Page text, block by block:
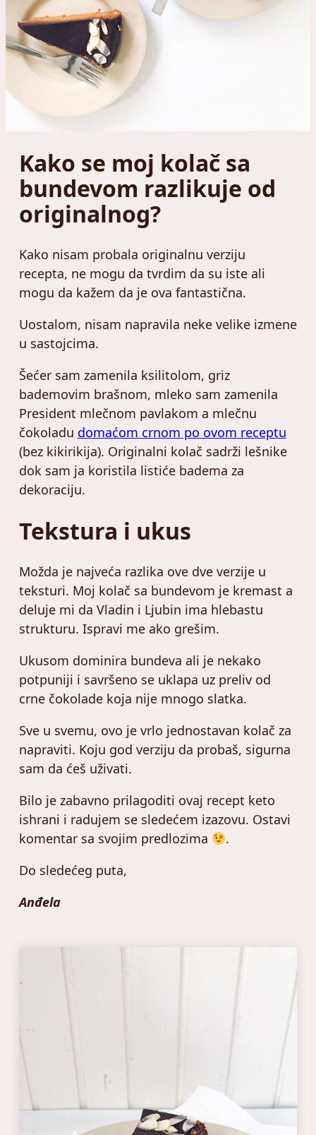
Kako se moj kolač sa
bundevom razlikuje od
originalnog?
Kako nisam probala originalnu verziju
recepta, ne mogu da tvrdim da su iste ali
mogu da kažem da je ova fantastična.
Uostalom, nisam napravila neke velike izmene
u sastojcima.
Šećer sam zamenila ksilitolom, griz
bademovim brašnom, mleko sam zamenila
President mlečnom pavlakom a mlečnu
čokoladu domaćom crnom po ovom receptu
(bez kikirikija). Originalni kolač sadrži lešnike
dok sam ja koristila listiće badema za
dekoraciju.
Tekstura i ukus
Možda je najveća razlika ove dve verzije u
teksturi. Moj kolač sa bundevom je kremast a
deluje mi da Vladin i Ljubin ima hlebastu
strukturu. Ispravi me ako grešim.
Ukusom dominira bundeva ali je nekako
potpuniji i savršeno se uklapa uz preliv od
crne čokolade koja nije mnogo slatka.
Sve u svemu, ovo je vrlo jednostavan kolač za
napraviti. Koju god verziju da probaš, sigurna
sam da ćeš uživati.
Bilo je zabavno prilagoditi ovaj recept keto
ishrani i radujem se sledećem izazovu. Ostavi
komentar sa svojim predlozima
.
Do sledećeg puta,
Anđela